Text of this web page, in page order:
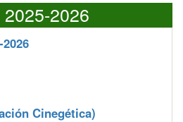
2026
Cinegética)